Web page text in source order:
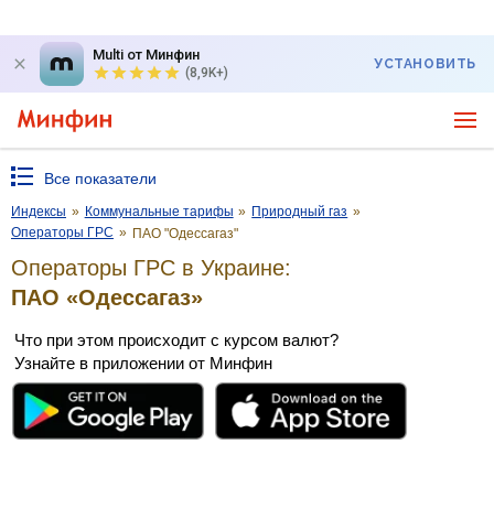
Multi от Минфин
(8,9K+)
УСТАНОВИТЬ
Все показатели
Индексы » Коммунальные тарифы » Природный газ »
Операторы ГРС » ПАО "Одессагаз"
Операторы ГРС в Украине:
ПАО «Одессагаз»
Что при этом происходит с курсом валют?
Узнайте в приложении от Минфин